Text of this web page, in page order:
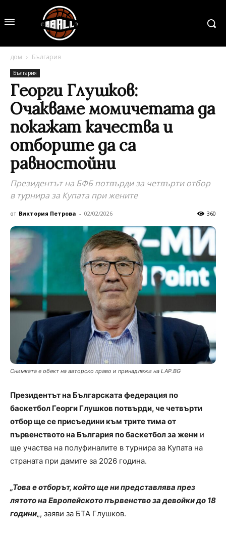
дом България
България
Георги Глушков:
Очакваме момичетата да
покажат качества и
отборите да са
равностойни
Президентът на БФБ потвърди за четвърти отбор
в турнира за Купата при жените
от Виктория Петрова - 02/02/2026 360
Снимката е обект на авторско право и принадлежи на LAP.BG
Президентът на Българската федерация по
баскетбол Георги Глушков потвърди, че четвърти
отбор ще се присъедини към трите тима от
първенството на България по баскетбол за жени и
ще участва на полуфиналите в турнира за Купата на
страната при дамите за 2026 година.
„Това е отборът, който ще ни представлява през
лятото на Европейското първенство за девойки до 18
години„, заяви за БТА Глушков.